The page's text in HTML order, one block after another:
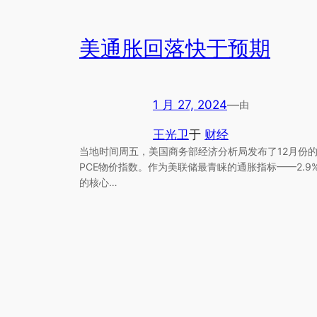
美通胀回落快于预期
1 月 27, 2024—由
王光卫于 财经
当地时间周五，美国商务部经济分析局发布了12月份的
PCE物价指数。作为美联储最青睐的通胀指标
的核心…